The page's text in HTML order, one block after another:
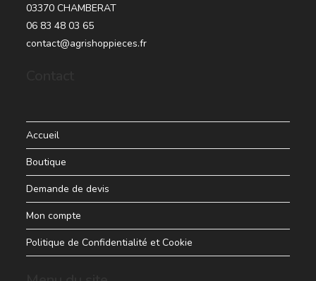
03370 CHAMBERAT
06 83 48 03 65
contact@agrishoppieces.fr
Accueil
Boutique
Demande de devis
Mon compte
Politique de Confidentialité et Cookie